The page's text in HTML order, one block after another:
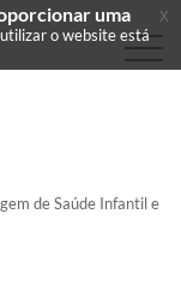
de Saúde Infantil e
uma
o website está
x